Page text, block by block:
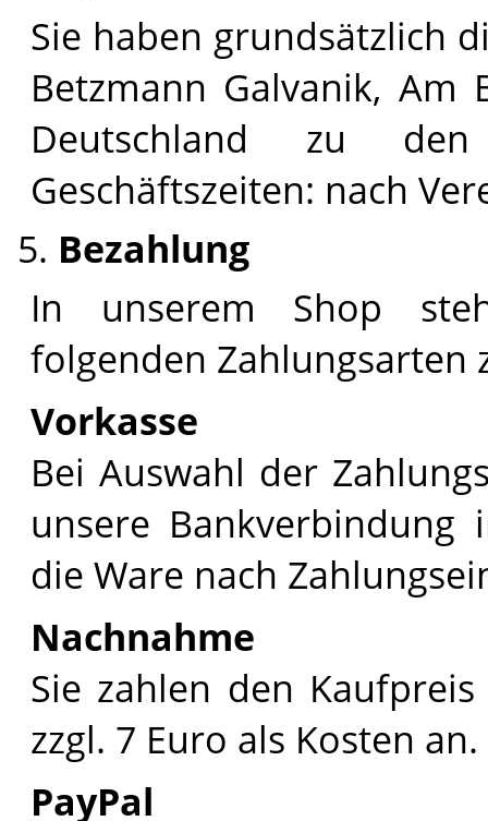
Sie haben grundsätzlich
Betzmann Galvanik, Am
Deutschland zu den
Geschäftszeiten: nach
Bezahlung
In unserem Shop
folgenden Zahlungsarten
Vorkasse
Bei Auswahl der
unsere
die Ware nach
Nachnahme
Sie zahlen den
zzgl. 7 Euro als Kosten an.
PayPal